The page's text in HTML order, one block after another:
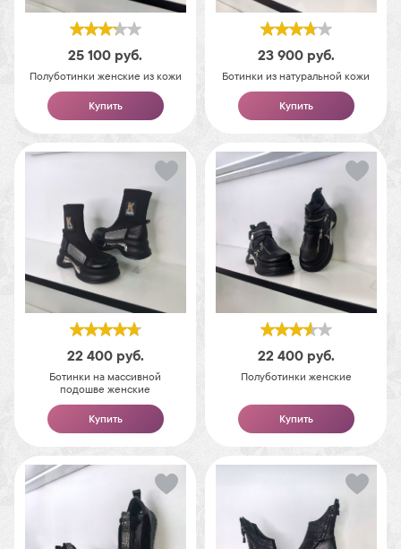
25 100 руб.
Полуботинки женские из кожи
Купить
23 900 руб.
Ботинки из натуральной кожи
Купить
22 400 руб.
Ботинки на массивной
подошве женские
Купить
22 400 руб.
Полуботинки женские
Купить